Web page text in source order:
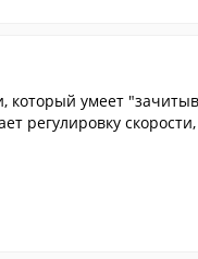
который умеет
регулировку